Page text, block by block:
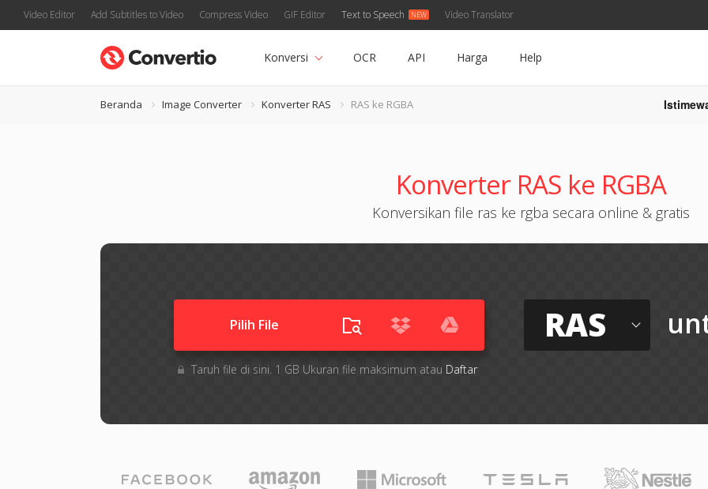
Video Editor Add Subtitles to Video Compress Video GIF Editor Text to Speech Video Translator
Konversi OCR API Harga Help
Beranda Image Converter Konverter RAS RAS ke RGBA
Konverter RAS ke RGBA
Konversikan file ras ke rgba secara online & gratis
Pilih File
Taruh file di sini. 1 GB Ukuran file maksimum atau Daftar
RAS